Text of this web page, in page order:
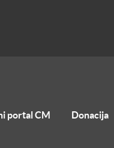
portal CM Donacija